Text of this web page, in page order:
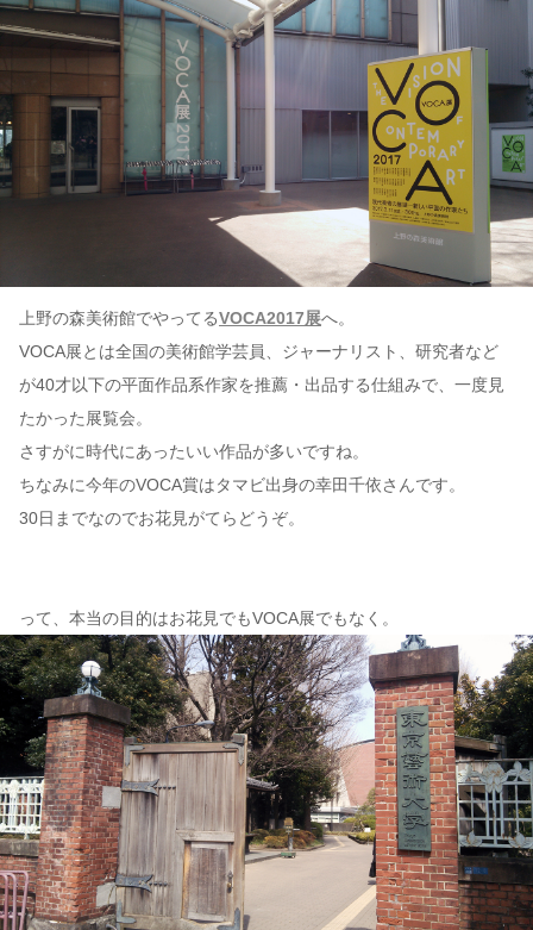
上野の森美術館でやってるVOCA2017展へ。
VOCA展とは全国の美術館学芸員、ジャーナリスト、研究者など
が40才以下の平面作品系作家を推薦・出品する仕組みで、一度見
たかった展覧会。
さすがに時代にあったいい作品が多いですね。
ちなみに今年のVOCA賞はタマビ出身の幸田千依さんです。
30日までなのでお花見がてらどうぞ。
って、本当の目的はお花見でもVOCA展でもなく。